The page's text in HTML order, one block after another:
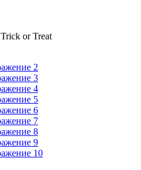
Trick or Treat